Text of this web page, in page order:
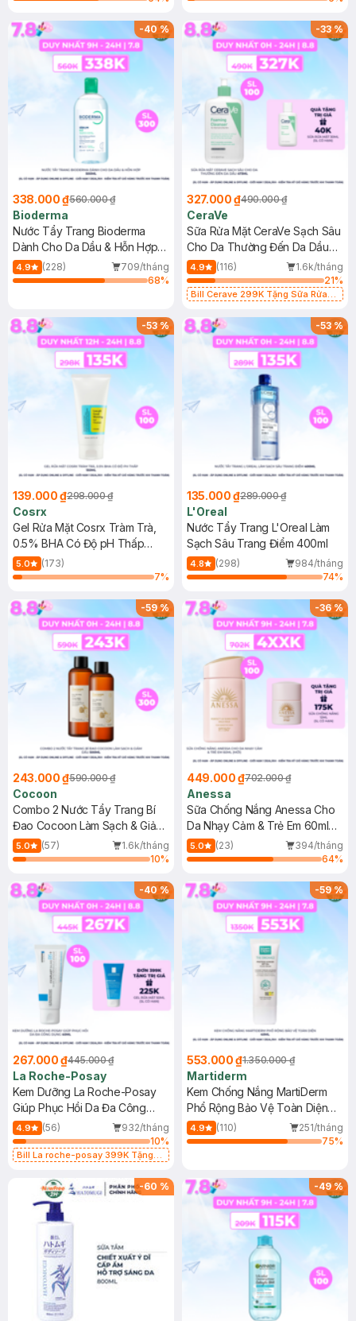
-40%
338.000 ₫560.000 ₫
Bioderma
Nước Tẩy Trang Bioderma
Dành Cho Da Dầu & Hỗn Hợp
500ml
4.9 (228)
709/tháng
68%
-33%
327.000 ₫490.000 ₫
CeraVe
Sữa Rửa Mặt CeraVe Sạch Sâu
Cho Da Thường Đến Da Dầu
473ml
4.9 (116)
1.6k/tháng
21%
Bill Cerave 299K Tặng Sữa Rửa
-53%
139.000 ₫298.000 ₫
Cosrx
Gel Rửa Mặt Cosrx Tràm Trà,
0.5% BHA Có Độ pH Thấp
150ml
5.0
(173)
7%
-53%
135.000 ₫289.000 ₫
L'Oreal
Nước Tẩy Trang L'Oreal Làm
Sạch Sâu Trang Điểm 400ml
4.8 (298)
984/tháng
74%
-59%
243.000 ₫590.000 ₫
Cocoon
Combo 2 Nước Tẩy Trang Bí
Đao Cocoon Làm Sạch & Giảm
Dầu 500ml
5.0 (57)
1.6k/tháng
10%
-36%
449.000 ₫702.000 ₫
Anessa
Sữa Chống Nắng Anessa Cho
Da Nhạy Cảm & Trẻ Em 60ml
(Mới)
5.0 (23)
394/tháng
64%
-40%
267.000 ₫445.000 ₫
La Roche-Posay
Kem Dưỡng La Roche-Posay
Giúp Phục Hồi Da Đa Công
Dụng 40ml
4.9 (56)
932/tháng
10%
Bill La roche-posay 399K Tặng
(SL có hạn)
-59%
553.000 ₫1.350.000 ₫
Martiderm
Kem Chống Nắng MartiDerm
Phổ Rộng Bảo Vệ Toàn Diện
40ml
4.9 (110)
251/tháng
75%
-60 % -49%